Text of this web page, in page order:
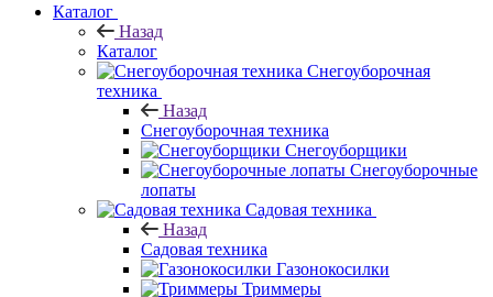
Каталог
Назад
Каталог
Снегоуборочная
техника
Назад
Снегоуборочная техника
Снегоуборщики
Снегоуборочные
лопаты
Садовая техника
Назад
Садовая техника
Газонокосилки
Триммеры